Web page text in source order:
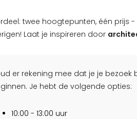
twee hoogtepunten, één prijs
Laat je inspireren door
er rekening mee dat je je bezoek
Je hebt de volgende opties:
10:00 - 13:00 uur